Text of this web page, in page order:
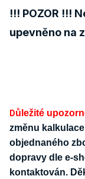
!!! POZOR !!!
upevněno na
Důležité
změnu
objednaného
dopravy dle e-
kontaktován.